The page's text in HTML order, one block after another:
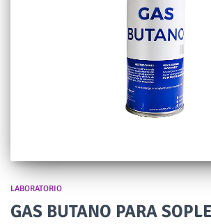
LABORATORIO
GAS BUTANO PARA